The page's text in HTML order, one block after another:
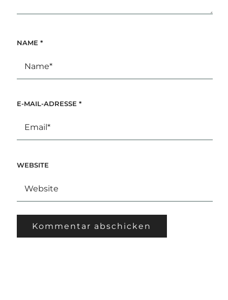
NAME *
E-MAIL-ADRESSE *
WEBSITE